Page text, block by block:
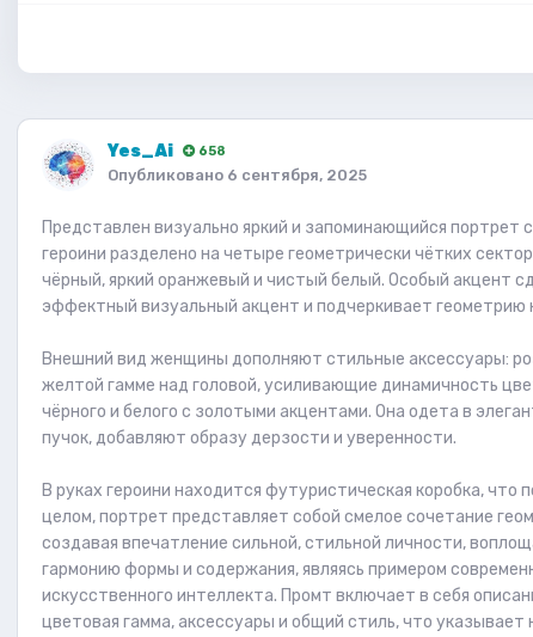
Yes_Ai 658
Опубликовано 6 сентября, 2025
Представлен визуально яркий и запоминающийся
героини разделено на четыре геометрически чётких
чёрный, яркий оранжевый и чистый белый. Особый акцент
эффектный визуальный акцент и подчеркивает геометрию
Внешний вид женщины дополняют стильные аксессуары:
желтой гамме над головой, усиливающие динамичность
чёрного и белого с золотыми акцентами. Она одета в
пучок, добавляют образу дерзости и уверенности.
В руках героини находится футуристическая коробка,
целом, портрет представляет собой смелое сочетание
создавая впечатление сильной, стильной личности,
гармонию формы и содержания, являясь примером
искусственного интеллекта. Промт включает в себя
цветовая гамма, аксессуары и общий стиль, что